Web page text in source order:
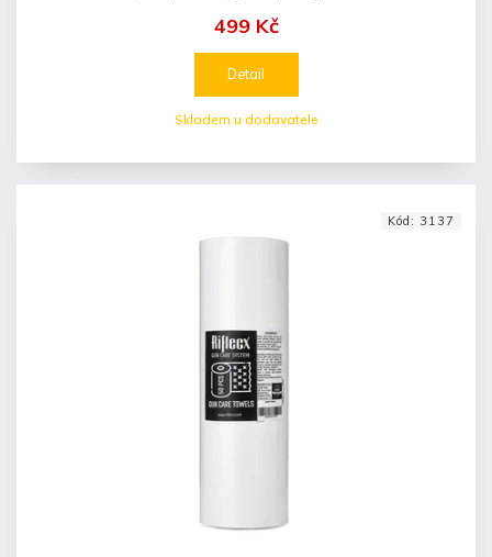
Skladem u dodavatele
499 Kč
Detail
Kód: 3137